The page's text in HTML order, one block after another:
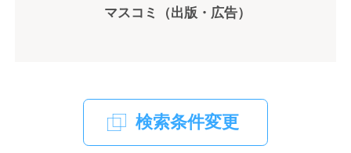
マスコミ（出版・広告）
検索条件変更